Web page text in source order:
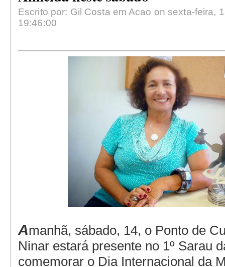
Escrito por: Gil Costa em Acao on sexta-feira,
19:46:00
Amanhã, sábado, 14, o Ponto de
Ninar estará presente no 1º Sarau
comemorar o Dia Internacional da